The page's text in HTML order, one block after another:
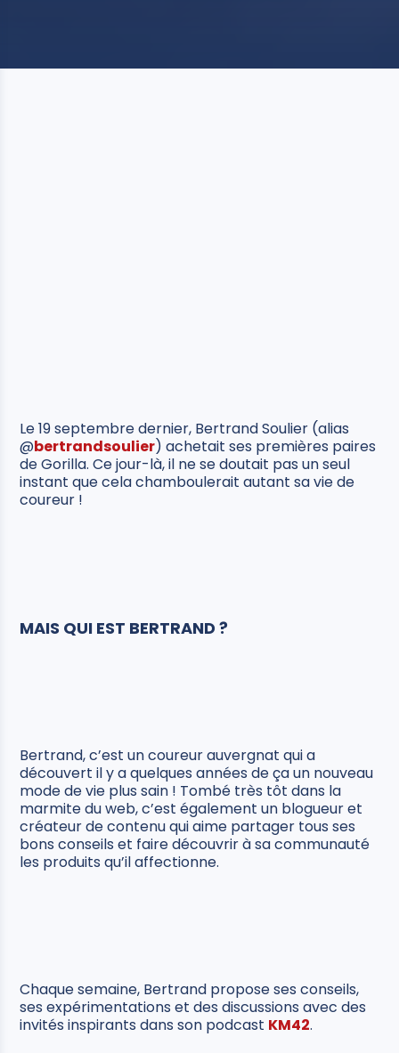
Le 19 septembre dernier, Bertrand Soulier (alias
@bertrandsoulier) achetait ses premières paires
de Gorilla. Ce jour-là, il ne se doutait pas un seul
instant que cela chamboulerait autant sa vie de
coureur !
MAIS QUI EST BERTRAND ?
Bertrand, c’est un coureur auvergnat qui a
découvert il y a quelques années de ça un nouveau
mode de vie plus sain ! Tombé très tôt dans la
marmite du web, c’est également un blogueur et
créateur de contenu qui aime partager tous ses
bons conseils et faire découvrir à sa communauté
les produits qu’il affectionne.
Chaque semaine, Bertrand propose ses conseils,
ses expérimentations et des discussions avec des
invités inspirants dans son podcast KM42.